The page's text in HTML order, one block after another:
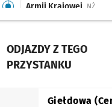
Armii Krajowej NŻ
(Bogedaina) NŻ
(Tarnogajska)
(Tarnogajska)
ODJAZDY Z TEGO
PRZYSTANKU
Giełdowa